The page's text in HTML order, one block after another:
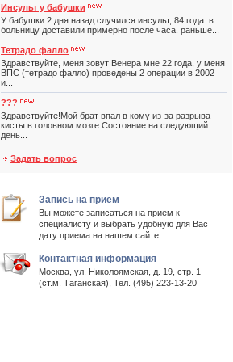
Инсульт у бабушки
У бабушки 2 дня назад случился инсульт, 84 года. в
больницу доставили примерно после часа. раньше...
Тетрадо фалло
Здравствуйте, меня зовут Венера мне 22 года, у меня
ВПС (тетрадо фалло) проведены 2 операции в 2002
и...
???
Здравствуйте!Мой брат впал в кому из-за разрыва
кисты в головном мозге.Состояние на следующий
день...
Задать вопрос
Запись на прием
Вы можете записаться на прием к
специалисту и выбрать удобную для Вас
дату приема на нашем сайте..
Контактная информация
Москва, ул. Николоямская, д. 19, стр. 1
(ст.м. Таганская), Тел. (495) 223-13-20